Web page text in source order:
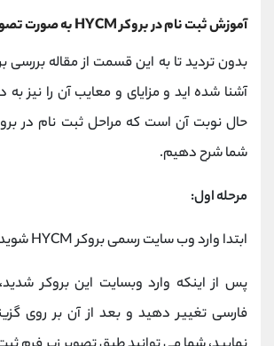
آموزش ثبت نام در بروکرHYCMبه صورت
بدون تردید تا به این قسمت از مقاله بررسی
آشنا شده اید و مزایای و معایب آن را نیز به
حال نوبت آن است که مراحل ثبت نام در
شما شرح دهیم.
مرحله اول:
ابتدا وارد وب سایت رسمی بروکرHYCM
پس از اینکه وارد وبسایت این بروکر
فارسی تغییر دهید و بعد از آن بر روی